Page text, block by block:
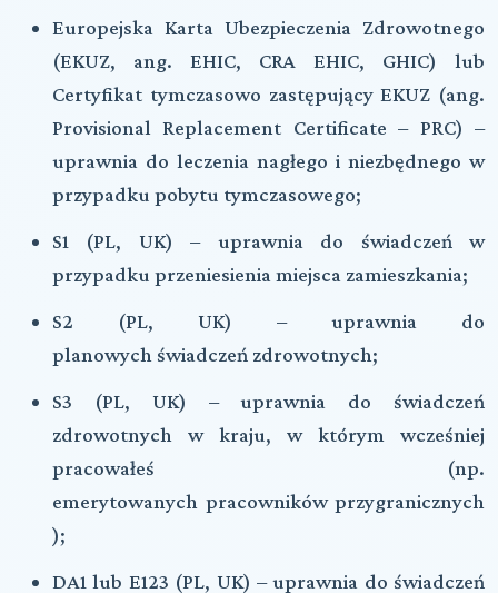
Europejska Karta Ubezpieczenia Zdrowotnego
(EKUZ, ang. EHIC, CRA EHIC, GHIC) lub
Certyfikat tymczasowo zastępującyEKUZ (ang.
Provisional Replacement Certificate – PRC) –
uprawnia do leczenia nagłego i niezbędnego w
przypadku pobytu tymczasowego;
S1 (PL, UK) – uprawnia do świadczeń w
przypadku przeniesienia miejsca zamieszkania;
S2 (PL, UK) – uprawnia do
planowych świadczeń zdrowotnych;
S3 (PL, UK) – uprawnia do świadczeń
zdrowotnych w kraju, w którym wcześniej
pracowałeś (np.
emerytowanych pracowników przygranicznych
);
DA1 lub E123 (PL, UK) – uprawnia do świadczeń